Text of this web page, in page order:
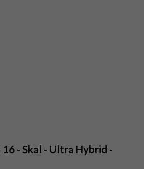
- Skal - Ultra Hybrid -